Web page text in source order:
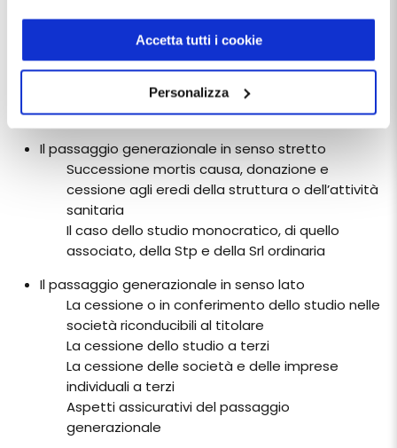
indirizzo:dentistamanager.it/contatti-dentista-
Chiudendo questo banner tramite apposita X in alto a
Accetta tutti i cookie
Personalizza
fiscale e individueremo le situazioni in cui risulta più
agevole e meno oneroso la pianificazione di questo
importante momento nella vita del dentista.
Argomenti:
Il passaggio generazionale in senso stretto
Successione mortis causa, donazione e
cessione agli eredi della struttura o dell’attività
sanitaria
Il caso dello studio monocratico, di quello
associato, della Stp e della Srl ordinaria
Il passaggio generazionale in senso lato
La cessione o in conferimento dello studio nelle
società riconducibili al titolare
La cessione dello studio a terzi
La cessione delle società e delle imprese
individuali a terzi
Aspetti assicurativi del passaggio
generazionale